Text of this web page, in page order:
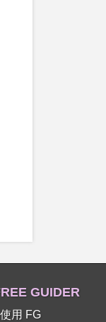
GUIDER
用 FG